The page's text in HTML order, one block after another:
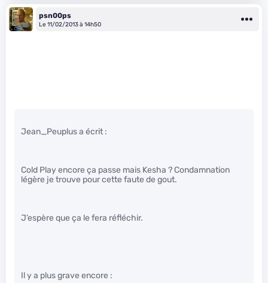
psn00ps
Le 11/02/2013 à 14h50
Jean_Peuplus a écrit :
Cold Play encore ça passe mais Kesha ? Condamnation
légère je trouve pour cette faute de gout.
J’espère que ça le fera réfléchir.
Il y a plus grave encore :